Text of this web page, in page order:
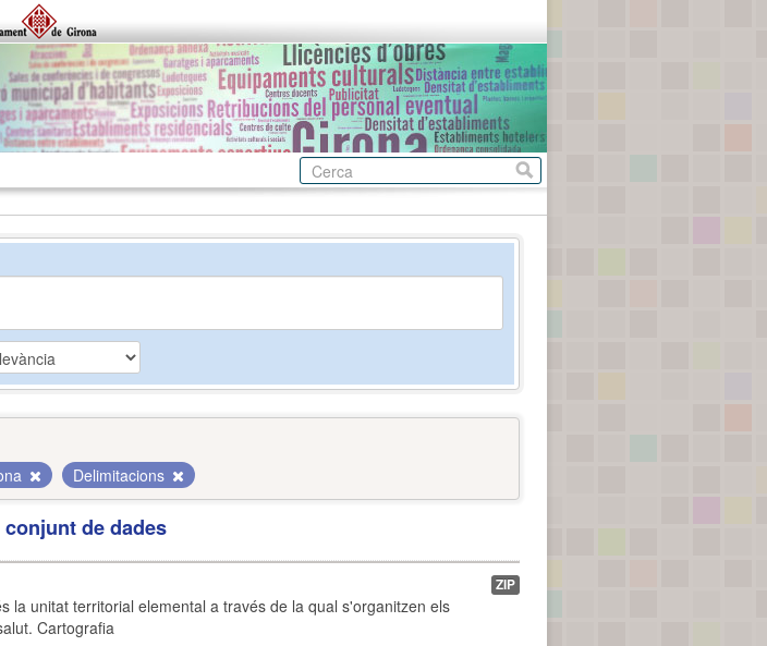
Delimitacions
de dades
la unitat territorial elemental a través de la qual s'organitzen els
Cartografia
ZIP